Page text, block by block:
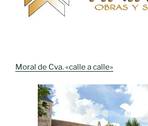
Moral de Cva. «calle a calle»